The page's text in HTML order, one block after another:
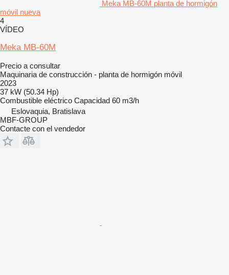
Meka MB-60M planta de hormigón
móvil nueva
4
VÍDEO
Meka MB-60M
Precio a consultar
Maquinaria de construcción - planta de hormigón móvil
2023
37 kW (50.34 Hp)
Combustible eléctrico Capacidad 60 m3/h
Eslovaquia, Bratislava
MBF-GROUP
Contacte con el vendedor